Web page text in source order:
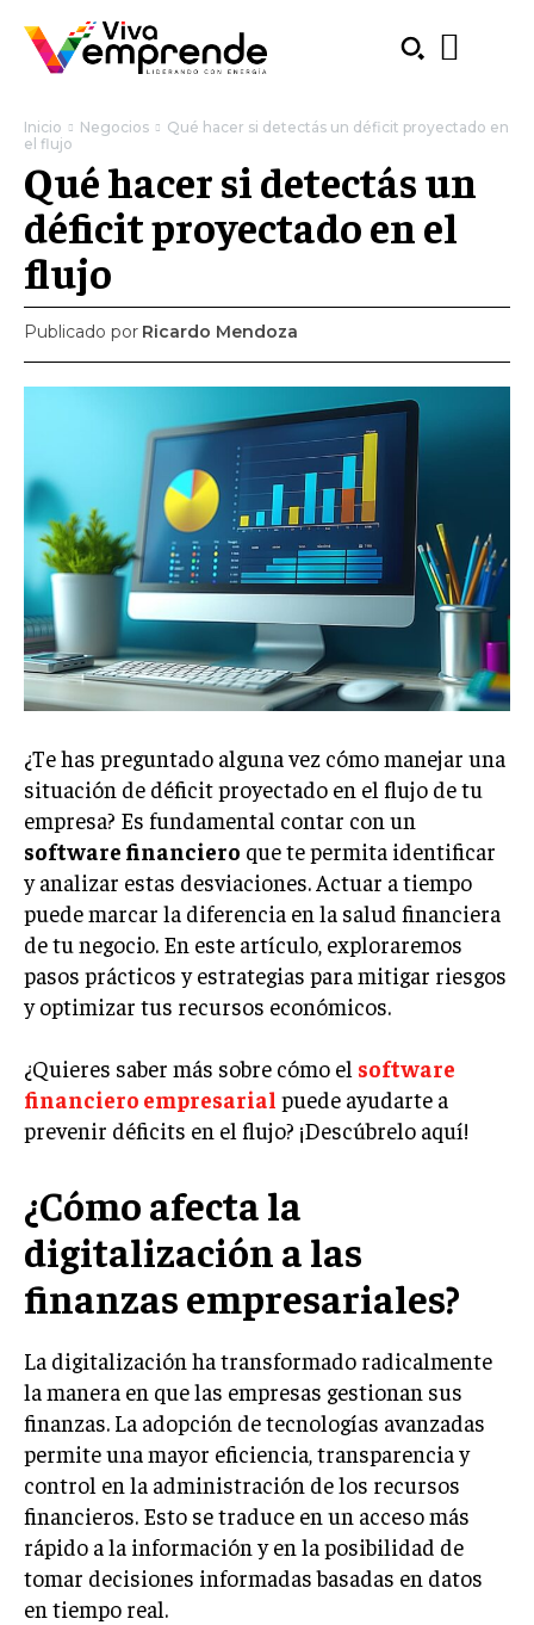
SUBSCRIBE
Welcome to Liberty Case
We have a curated list of the most noteworthy news from all
across the globe. With any subscription plan, you get access
toexclusive articlesthat let you stay ahead of the curve.
Your Profile
LIFESTYLE
AGENCIAS DE MARKETING
AGENCIAS DE POSICIONAMIENTO WEB SEO
PUBLICIDAD
VENTAS Y PERSUASIÓN
GESTIÓN DE PRODUCTOS
COMUNICACIÓN CORPORATIVA
GESTIÓN DE MARCA
INVESTIGACIÓN DE MERCADO
Inicio Negocios
Qué hacer si detectás un déficit proyectado en
el flujo
Qué hacer si detectás un
déficit proyectado en el
flujo
Publicado por Ricardo Mendoza
¿Te has preguntado alguna vez cómo manejar una
situación de déficit proyectado en el flujo de tu
empresa? Es fundamental contar con un
software financiero que te permita identificar
y analizar estas desviaciones. Actuar a tiempo
puede marcar la diferencia en la salud financiera
de tu negocio. En este artículo, exploraremos
pasos prácticos y estrategias para mitigar riesgos
y optimizar tus recursos económicos.
¿Quieres saber más sobre cómo el software
financiero empresarial puede ayudarte a
prevenir déficits en el flujo? ¡Descúbrelo aquí!
¿Cómo afecta la
digitalización a las
finanzas empresariales?
La digitalización ha transformado radicalmente
la manera en que las empresas gestionan sus
finanzas. La adopción de tecnologías avanzadas
permite una mayor eficiencia, transparencia y
control en la administración de los recursos
financieros. Esto se traduce en un acceso más
rápido a la información y en la posibilidad de
tomar decisiones informadas basadas en datos
en tiempo real.